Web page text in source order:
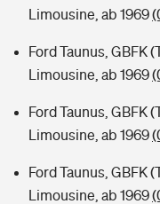
Limousine, ab 1969
Ford Taunus, GBFK
Limousine, ab 1969
Ford Taunus, GBFK
Limousine, ab 1969
Ford Taunus, GBFK
Limousine, ab 1969